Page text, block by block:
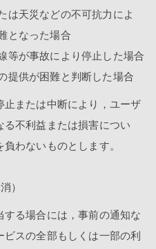
は天災などの不可抗力によ
となった場合
等が事故により停止した場合
提供が困難と判断した場合
または中断により，ユーザ
不利益または損害につい
わないものとします。
）
る場合には，事前の通知な
ビスの全部もしくは一部の利